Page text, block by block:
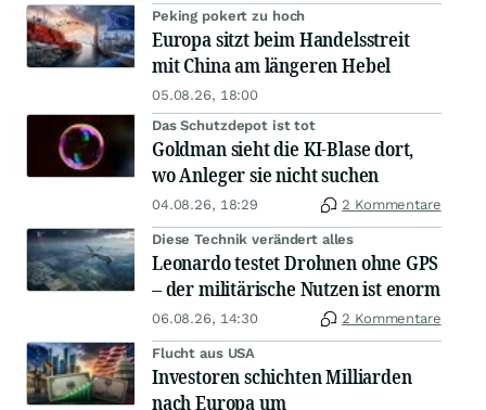
Peking pokert zu hoch
Europa sitzt beim Handelsstreit
mit China am längeren Hebel
05.08.26, 18:00
Das Schutzdepot ist tot
Goldman sieht die KI-Blase dort,
wo Anleger sie nicht suchen
04.08.26, 18:29 2 Kommentare
Diese Technik verändert alles
Leonardo testet Drohnen ohne GPS
– der militärische Nutzen ist enorm
06.08.26, 14:30 2 Kommentare
Flucht aus USA
Investoren schichten Milliarden
nach Europa um